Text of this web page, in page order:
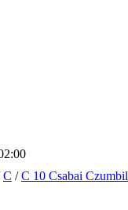
C /C 10 Csabai Czumbil